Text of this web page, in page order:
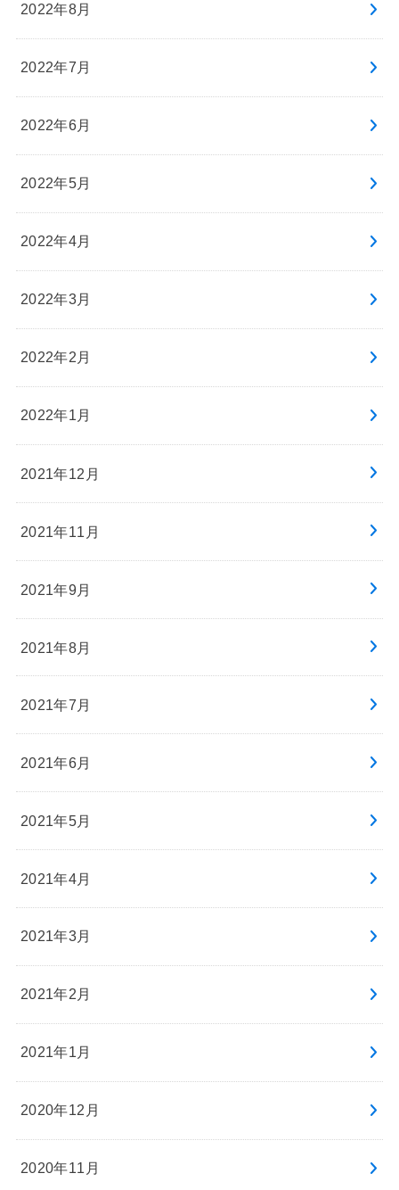
2022年8月
2022年7月
2022年6月
2022年5月
2022年4月
2022年3月
2022年2月
2022年1月
2021年12月
2021年11月
2021年9月
2021年8月
2021年7月
2021年6月
2021年5月
2021年4月
2021年3月
2021年2月
2021年1月
2020年12月
2020年11月